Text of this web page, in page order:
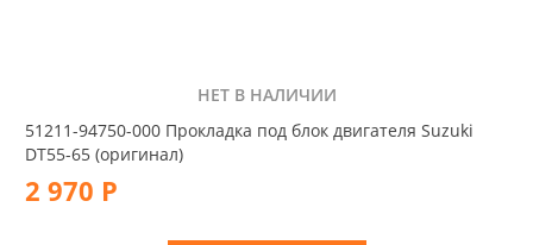
НЕТ В НАЛИЧИИ
51211-94750-000 Прокладка под блок двигателя Suzuki
DT55-65 (оригинал)
2 970 Р